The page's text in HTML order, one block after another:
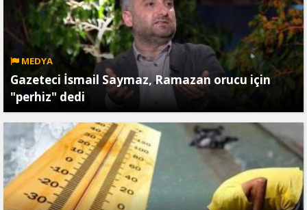
MEDYA
Gazeteci İsmail Saymaz, Ramazan orucu için
"perhiz" dedi